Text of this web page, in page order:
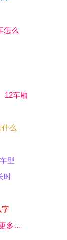
怎么
12车厢
么
型
时
字
多…